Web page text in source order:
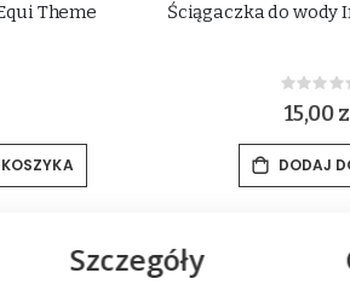
Theme Ściągaczka do wody
0%
15,00
DODAJ
Szczegóły